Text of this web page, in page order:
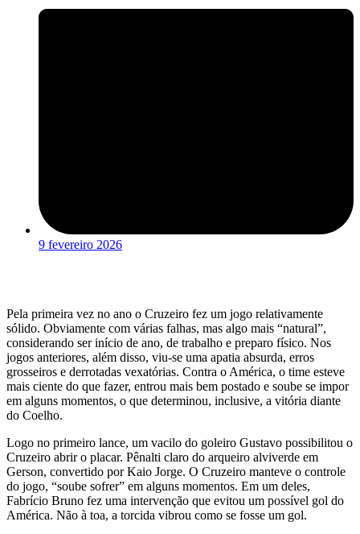
9 fevereiro 2026
Pela primeira vez no ano o Cruzeiro fez um jogo relativamente
sólido. Obviamente com várias falhas, mas algo mais “natural”,
considerando ser início de ano, de trabalho e preparo físico. Nos
jogos anteriores, além disso, viu-se uma apatia absurda, erros
grosseiros e derrotadas vexatórias. Contra o América, o time esteve
mais ciente do que fazer, entrou mais bem postado e soube se impor
em alguns momentos, o que determinou, inclusive, a vitória diante
do Coelho.
Logo no primeiro lance, um vacilo do goleiro Gustavo possibilitou o
Cruzeiro abrir o placar. Pênalti claro do arqueiro alviverde em
Gerson, convertido por Kaio Jorge. O Cruzeiro manteve o controle
do jogo, “soube sofrer” em alguns momentos. Em um deles,
Fabrício Bruno fez uma intervenção que evitou um possível gol do
América. Não à toa, a torcida vibrou como se fosse um gol.